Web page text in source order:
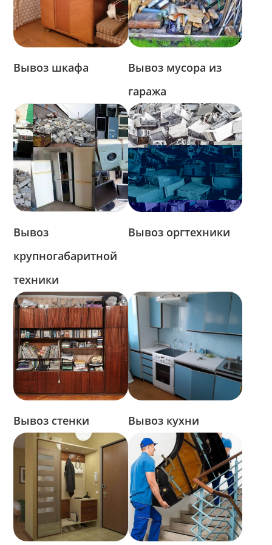
Вывоз шкафа
Вывоз мусора из
гаража
Вывоз
крупногабаритной
техники
Вывоз оргтехники
Вывоз стенки Вывоз кухни